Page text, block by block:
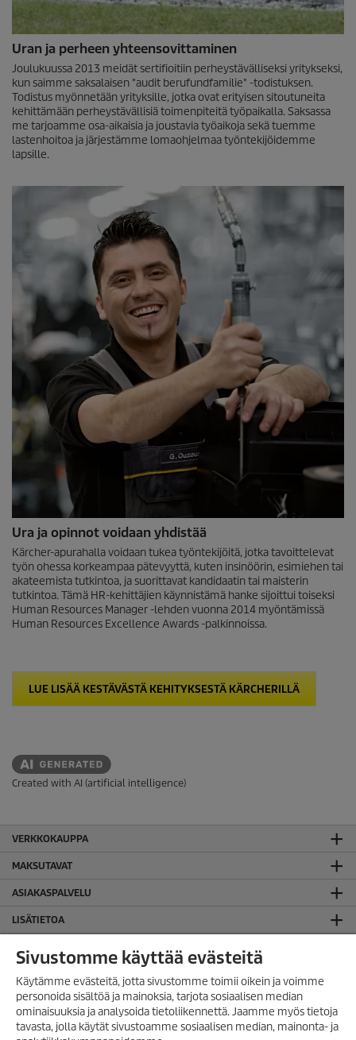
Uran ja perheen yhteensovittaminen
Joulukuussa 2013 meidät sertifioitiin perheystävälliseksi yritykseksi,
kun saimme saksalaisen "audit berufundfamilie" -todistuksen.
Todistus myönnetään yrityksille, jotka ovat erityisen sitoutuneita
kehittämään perheystävällisiä toimenpiteitä työpaikalla. Saksassa
me tarjoamme osa-aikaisia ja joustavia työaikoja sekä tuemme
lastenhoitoa ja järjestämme lomaohjelmaa työntekijöidemme
lapsille.
Ura ja opinnot voidaan yhdistää
Kärcher-apurahalla voidaan tukea työntekijöitä, jotka tavoittelevat
työn ohessa korkeampaa pätevyyttä, kuten insinöörin, esimiehen tai
akateemista tutkintoa, ja suorittavat kandidaatin tai maisterin
tutkintoa. Tämä HR-kehittäjien käynnistämä hanke sijoittui toiseksi
Human Resources Manager -lehden vuonna 2014 myöntämissä
Human Resources Excellence Awards -palkinnoissa.
LUE LISÄÄ KESTÄVÄSTÄ KEHITYKSESTÄ KÄRCHERILLÄ
Created with AI (artificial intelligence)
VERKKOKAUPPA
MAKSUTAVAT
ASIAKASPALVELU
LISÄTIETOA
Evästekäytäntö
Takuuehdot
Tietosuojaseloste
Sivustomme käyttää evästeitä
Käytämme evästeitä, jotta sivustomme toimii oikein ja voimme
personoida sisältöä ja mainoksia, tarjota sosiaalisen median
ominaisuuksia ja analysoida tietoliikennettä. Jaamme myös tietoja
tavasta, jolla käytät sivustoamme sosiaalisen median, mainonta- ja